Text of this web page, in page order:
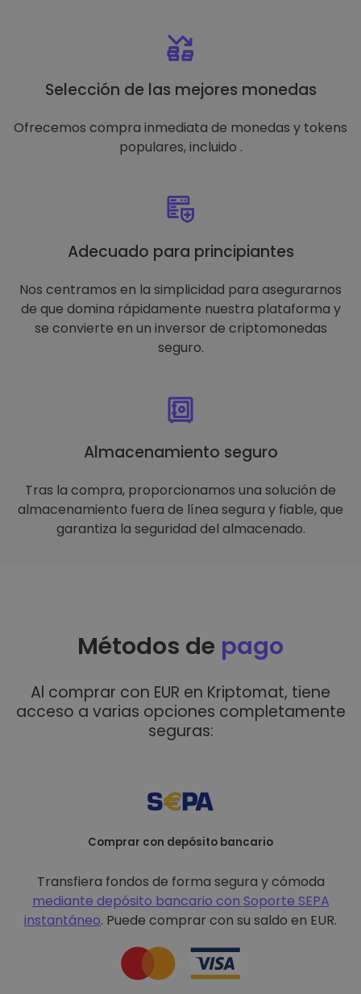
Selección de las mejores monedas
Ofrecemos compra inmediata de monedas y tokens
populares, incluido .
Adecuado para principiantes
Nos centramos en la simplicidad para asegurarnos
de que domina rápidamente nuestra plataforma y
se convierte en un inversor de criptomonedas
seguro.
Almacenamiento seguro
Tras la compra, proporcionamos una solución de
almacenamiento fuera de línea segura y fiable, que
garantiza la seguridad del almacenado.
Métodos de pago
Al comprar con EUR en Kriptomat, tiene
acceso a varias opciones completamente
seguras:
Comprar con depósito bancario
Transfiera fondos de forma segura y cómoda
mediante depósito bancario con Soporte SEPA
instantáneo. Puede comprar con su saldo en EUR.